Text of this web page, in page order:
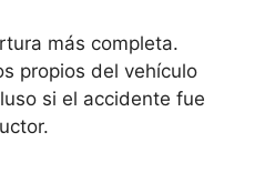
más completa.
propios del vehículo
si el accidente fue